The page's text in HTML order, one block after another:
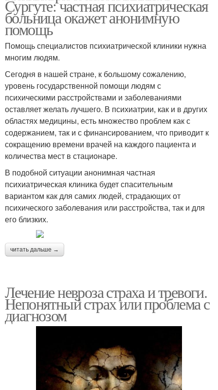
Сургуте: частная психиатрическая
больница окажет анонимную
помощь
Помощь специалистов психиатрической клиники нужна
многим людям.
Сегодня в нашей стране, к большому сожалению,
уровень государственной помощи людям с
психическими расстройствами и заболеваниями
оставляет желать лучшего. В психиатрии, как и в других
областях медицины, есть множество проблем как с
содержанием, так и с финансированием, что приводит к
сокращению времени врачей на каждого пациента и
количества мест в стационаре.
В подобной ситуации анонимная частная
психиатрическая клиника будет спасительным
вариантом как для самих людей, страдающих от
психического заболевания или расстройства, так и для
его близких.
читать дальше →
Лечение невроза страха и тревоги.
Непонятный страх или проблема с
диагнозом